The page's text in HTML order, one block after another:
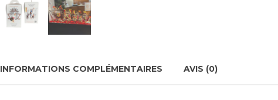
INFORMATIONS COMPLÉMENTAIRES AVIS (0)